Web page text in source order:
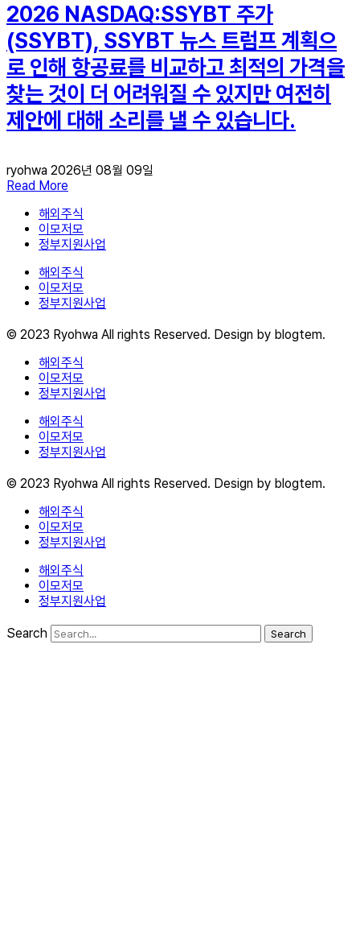
2026 NASDAQ:SSYBT 주가
(SSYBT), SSYBT 뉴스 트럼프 계획으
로 인해 항공료를 비교하고 최적의 가격을
찾는 것이 더 어려워질 수 있지만 여전히
제안에 대해 소리를 낼 수 있습니다.
ryohwa 2026년 08월 09일
Read More
해외주식
이모저모
정부지원사업
해외주식
이모저모
정부지원사업
© 2023 Ryohwa All rights Reserved. Design by blogtem.
해외주식
이모저모
정부지원사업
해외주식
이모저모
정부지원사업
© 2023 Ryohwa All rights Reserved. Design by blogtem.
해외주식
이모저모
정부지원사업
해외주식
이모저모
정부지원사업
Search Search